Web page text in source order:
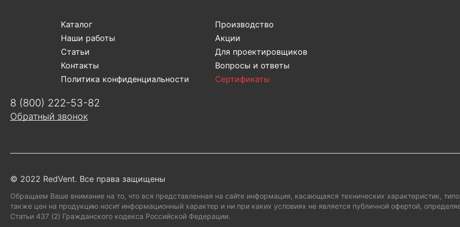
Каталог
Производство
Наши работы
Акции
Статьи
Для проектировщиков
Контакты
Вопросы и ответы
Политика конфиденциальности
Сертификаты
8 (800) 222-53-82
Обратный звонок
© 2022 RedVent. Все права защищены
Обращаем Ваше внимание на то, что вся представленная на сайте информация, касающаяся технических характеристик,
также цен на продукцию носит информационный характер и ни при каких условиях не является публичной офертой,
Статьи 437 (2) Гражданского кодекса Российской Федерации.
Электроная почта